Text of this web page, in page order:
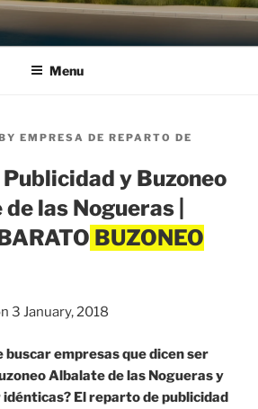
Menu
EMPRESA DE REPARTO DE
y Buzoneo
las Nogueras |
3 January, 2018
buscar empresas que dicen ser
Albalate de las Nogueras y
El reparto de publicidad